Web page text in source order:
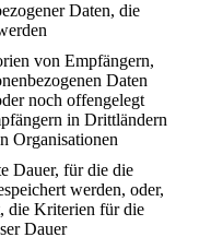
Daten, die
von Empfängern,
Daten
noch offengelegt
in Drittländern
Organisationen
Dauer, für die die
werden, oder,
die Kriterien für die
Dauer